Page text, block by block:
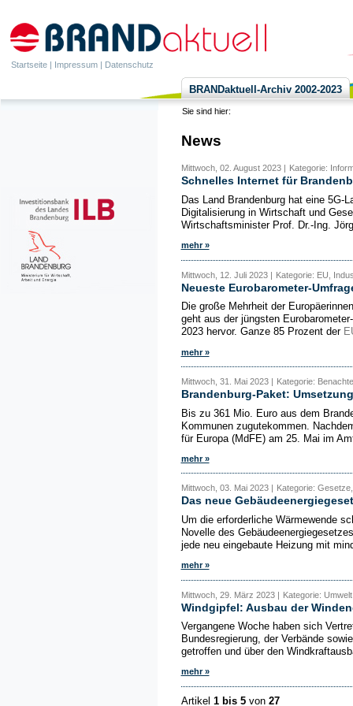
Startseite | Impressum | Datenschutz
BRANDaktuell-Archiv 2002-2023
Sie sind hier:
News
Mittwoch, 02. August 2023 | Kategorie:
Schnelles Internet für
Das Land Brandenburg hat eine 5G-
Digitalisierung in Wirtschaft und
Wirtschaftsminister Prof. Dr.-Ing.
mehr »
Mittwoch, 12. Juli 2023 | Kategorie: EU,
Neueste Eurobarometer-
Die große Mehrheit der
geht aus der jüngsten
2023 hervor. Ganze 85 Prozent der
mehr »
Mittwoch, 31. Mai 2023 | Kategorie:
Brandenburg-Paket:
Bis zu 361 Mio. Euro aus dem
Kommunen zugutekommen.
für Europa (MdFE) am 25. Mai im
mehr »
Mittwoch, 03. Mai 2023 | Kategorie:
Das neue
Um die erforderliche Wärmewende
Novelle des
jede neu eingebaute Heizung mit
mehr »
Mittwoch, 29. März 2023 | Kategorie:
Windgipfel: Ausbau der
Vergangene Woche haben sich
Bundesregierung, der Verbände
getroffen und über den
mehr »
Artikel 1 bis 5von 27